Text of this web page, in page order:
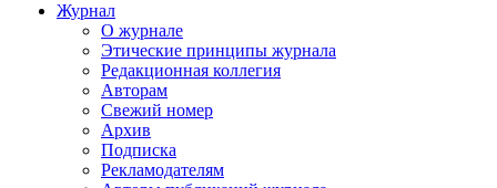
Журнал
О журнале
Этические принципы журнала
Редакционная коллегия
Авторам
Свежий номер
Архив
Подписка
Рекламодателям